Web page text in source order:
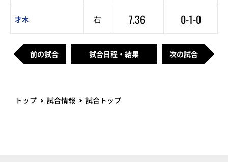
才木 右 7.36 0-1-0
前の試合 試合日程・結果 次の試合
トップ 試合情報 試合トップ